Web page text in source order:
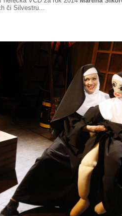
či Silvestru...